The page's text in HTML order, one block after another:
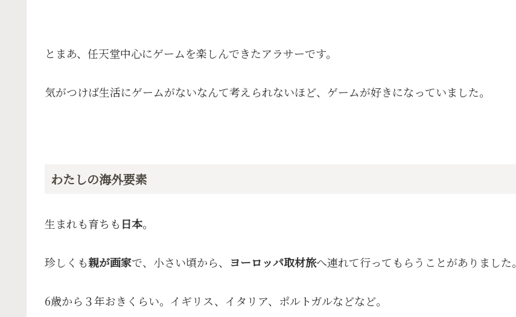
とまあ、任天堂中心にゲームを楽しんできたアラサーです。
気がつけば生活にゲームがないなんて考えられないほど、ゲームが好きになっていました。
わたしの海外要素
生まれも育ちも 日本。
珍しくも親が画家で、小さい頃から、 ヨーロッパ取材旅へ連れて行ってもらうことがありました。
6歳から３年おきくらい。イギリス、イタリア、ポルトガルなどなど。